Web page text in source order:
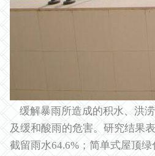
缓解暴雨所造成的积水、洪
及缓和酸雨的危害。研究结果
截留雨水64.6%；简单式屋顶